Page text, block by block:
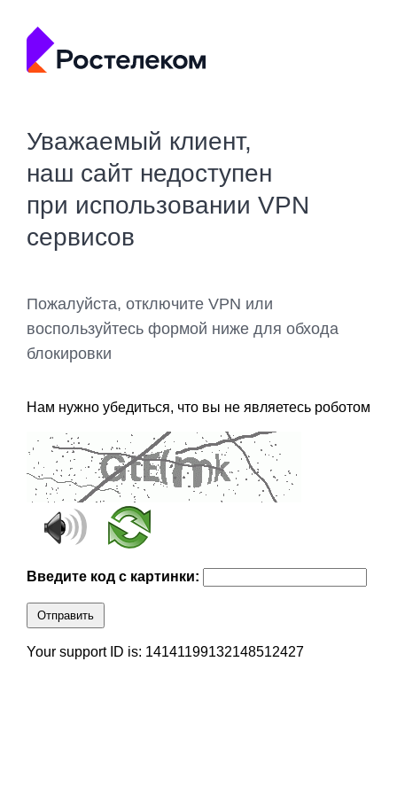
Уважаемый клиент,
наш сайт недоступен
при использовании VPN
сервисов
Пожалуйста, отключите VPN или
воспользуйтесь формой ниже для обхода
блокировки
Нам нужно убедиться, что вы не являетесь роботом
Введите код с картинки:
Отправить
Your support ID is: 14141199132148512427